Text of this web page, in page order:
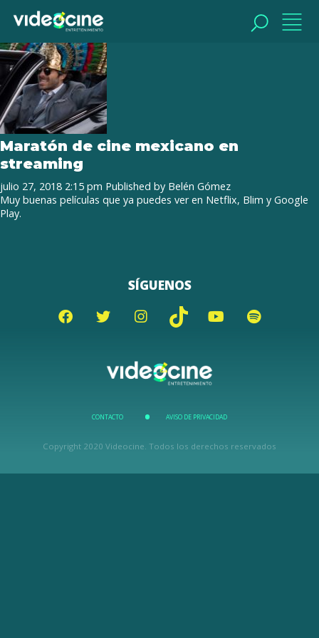
Tag Archive: Tuya
Maratón de cine mexicano en
streaming
julio 27, 2018 2:15 pm Published by Belén Gómez
Muy buenas películas que ya puedes ver en Netflix, Blim y Google
Play.
SÍGUENOS
CONTACTO AVISO DE PRIVACIDAD
Copyright 2020 Videocine. Todos los derechos reservados